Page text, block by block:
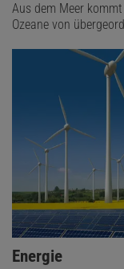
Aus dem Meer
Ozeane von
Energie